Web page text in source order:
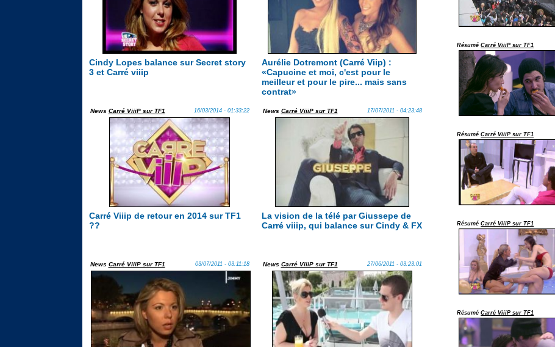
Cindy Lopes balance sur Secret story
3 et Carré viiip
Aurélie Dotremont (Carré Viip) :
«Capucine et moi, c'est pour le
meilleur et pour le pire... mais sans
contrat»
News Carré ViiiP sur TF1 16/03/2014 - 01:33:22
Carré Viiip de retour en 2014 sur TF1
??
News Carré ViiiP sur TF1 17/07/2011 - 04:23:48
La vision de la télé par Giussepe de
Carré viiip, qui balance sur Cindy & FX
News Carré ViiiP sur TF1 03/07/2011 - 03:11:18 News Carré ViiiP sur TF1 27/06/2011 - 03:23:01
RésuméCarré ViiiP sur TF1
RésuméCarré ViiiP sur TF1
RésuméCarré ViiiP sur TF1
RésuméCarré ViiiP sur TF1